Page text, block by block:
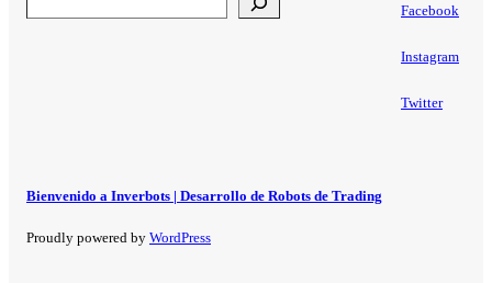
Facebook
Instagram
Twitter
Bienvenido a Inverbots | Desarrollo de Robots de Trading
Proudly powered by WordPress